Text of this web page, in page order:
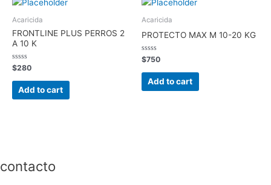
Acaricida
FRONTLINE PLUS PERROS 2
A 10 K
Rated
0
out
$280
Add to cart
Acaricida
PROTECTO MAX M 10-20 KG
Rated
0
out
$750
Add to cart
contacto